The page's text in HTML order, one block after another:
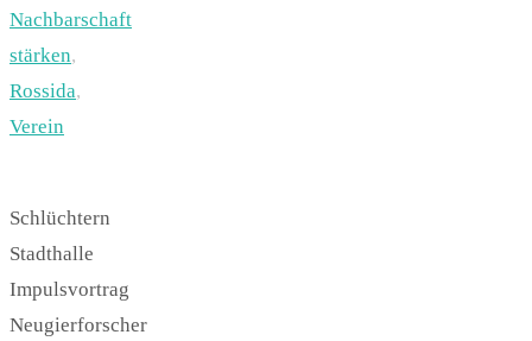
Nachbarschaft
stärken,
Rossida,
Verein
Schlüchtern
Stadthalle
Impulsvortrag
Neugierforscher